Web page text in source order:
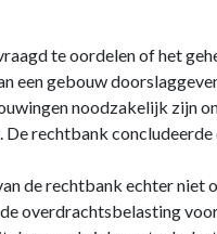
te oordelen of het
een gebouw
noodzakelijk zijn
De rechtbank
de rechtbank echter niet
overdrachtsbelasting